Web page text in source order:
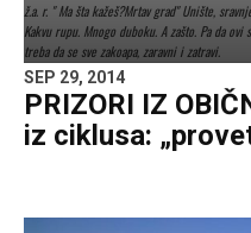
ž.a. r. " Ma šta kažeš?Mrtav grad" Unište,
Kakvu rupu. Mnogo duboku. A zašto. Pa da
treba da se sve zakoapa, zaravni i zatravi.
SEP 29, 2014
PRIZORI IZ
iz ciklusa: